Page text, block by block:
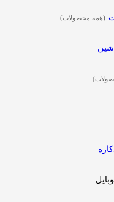
(همه محصولات)